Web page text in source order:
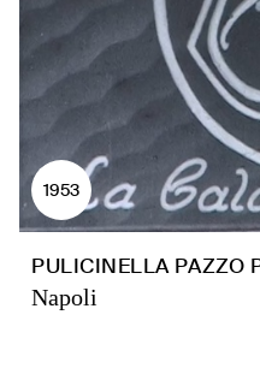
1953
PULICINELLA PAZZO
Napoli